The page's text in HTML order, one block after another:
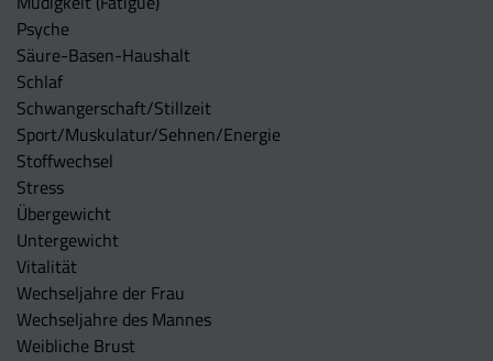
Psyche
Säure-Basen-Haushalt
Schlaf
Schwangerschaft/Stillzeit
Sport/Muskulatur/Sehnen/Energie
Stoffwechsel
Stress
Übergewicht
Untergewicht
Vitalität
Wechseljahre der Frau
Wechseljahre des Mannes
Weibliche Brust